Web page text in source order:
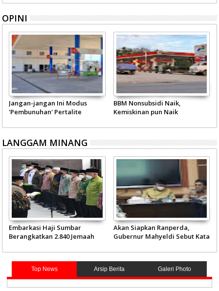
OPINI
Jangan-jangan Ini Modus
'Pembunuhan' Pertalite
BBM Nonsubsidi Naik,
Kemiskinan pun Naik
LANGGAM MINANG
Embarkasi Haji Sumbar
Berangkatkan 2.840 Jemaah
Akan Siapkan Ranperda,
Gubernur Mahyeldi Sebut Kata
Top News Arsip Berita Galeri Photo